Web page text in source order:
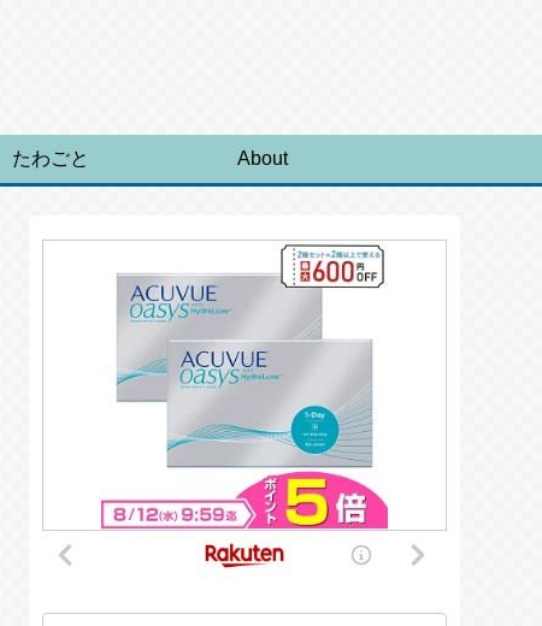
たわごと About